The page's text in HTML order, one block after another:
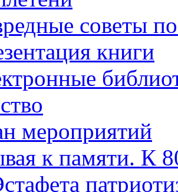
советы
книги
мероприятий
к памяти. К